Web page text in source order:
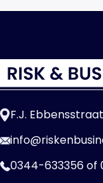
F.J.
0344-633356of